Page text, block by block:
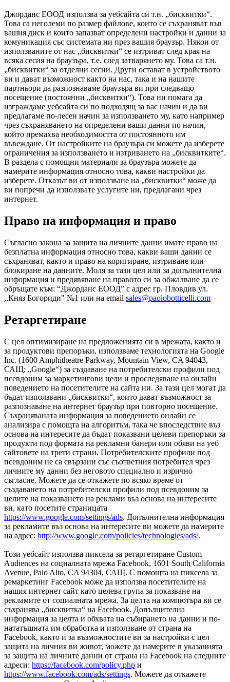
Джорданс ЕООД използва за уебсайта си т.н. „бисквитки“.
Това са неголеми по размер файлове, които се съхраняват във
вашия диск и които запазват определени настройки и данни за
комуникация със системата ни през вашия браузър. Някои от
използваните от нас „бисквитки“ се изтриват след края на
всяка сесия на браузъра, т.е. след затварянето му. Това са т.н.
„бисквитки“ за отделни сесии. Други остават в устройството
ви и дават възможност както на нас, така и на нашите
партньори да разпознаваме браузъра ви при следващо
посещение (постоянни „бисквитки“). Това ни помага да
изграждаме уебсайта си по подходящ за вас начин и да ви
предлагаме по-лесен начин за използването му, като например
чрез съхраняването на определени ваши данни по начин,
който премахва необходимостта от постоянното им
въвеждане. От настройките на браузъра си можете да изберете
ограничения за използването и изтриването на „бисквитките“.
В раздела с помощни материали за браузъра можете да
намерите информация относно това, какви настройки да
изберете. Отказът ви от използване на „бисквитки“ може да
ви попречи да използвате услугите ни, предлагани чрез
интернет.
Право на информация и право
Съгласно закона за защита на личните данни имате право на
безплатна информация относно това, какви ваши данни се
съхраняват, както и право на коригиране, изтриване или
блокиране на данните. Моля за тази цел или за допълнителна
информация и предявяване на правото си за обжалване да се
обръщате към: “Джорданс ЕООД” с адрес гр. Пловдив ул.
,,Княз Богориди" №1 или на email sales@paolobotticelli.com
Ретаргетиране
С цел оптимизиране на предложенията си в мрежата, както и
за продуктови препоръки, използваме технологията на Google
Inc. (1600 Amphitheatre Parkway, Mountain View, CA 94043,
САЩ; „Google“) за създаване на потребителски профили под
псевдоним за маркетингови цели и проследяване на онлайн
поведението на посетителите на сайта ни. За тази цел могат да
бъдат използвани „бисквитки“, които дават възможност за
разпознаване на интернет браузър при повторно посещение.
Съхраняваната информация за поведението онлайн се
анализира с помощта на алгоритъм, така че впоследствие въз
основа на интересите да бъдат показвани целеви препоръки за
продукти под формата на рекламни банери или обяви на уеб
сайтовете на трети страни. Потребителските профили под
псевдоним не са свързани със съответния потребител чрез
личните му данни без неговото специално и изрично
съгласие. Можете да се откажете по всяко време от
създаването на потребителски профили под псевдоним за
целите на показването на реклами въз основа на интересите
ви, като посетите страницата
https://www.google.com/settings/ads. Допълнителна информация
за рекламите въз основа на интересите ви можете да намерите
на адрес: http://www.google.com/policies/technologies/ads/.
Този уебсайт използва пиксела за ретаргетиране Custom
Audiences на социалната мрежа Facebook, 1601 South California
Avenue, Palo Alto, CA 94304, САЩ. С помощта на пиксела за
ремаркетинг Facebook може да използва посетителите на
нашия интернет сайт като целева група за показване на
рекламите от социалната мрежа. За целта на компютъра ви се
съхранява „бисквитка“ на Facebook. Допълнителна
информация за целта и обхвата на събирането на данни и по-
нататъшната им обработка и използване от страна на
Facebook, както и за възможностите ви за настройки с цел
защита на личния ви живот, можете да намерите в указанията
за защита на личните данни от страна на Facebook на следните
адреси: https://facebook.com/policy.php и
https://www.facebook.com/ads/settings. Можете да откажете